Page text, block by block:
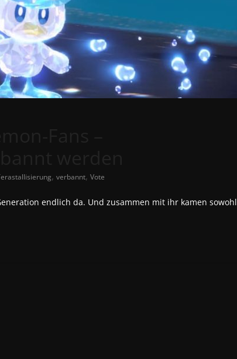
, verbannt, Vote
endlich da. Und zusammen mit ihr kamen sowohl